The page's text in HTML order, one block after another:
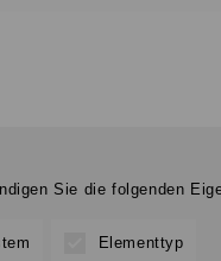
Sie die folgenden
Elementtyp